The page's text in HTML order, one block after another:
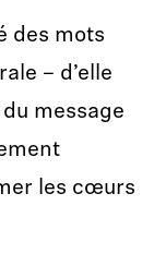
des mots
– d’elle
message
les cœurs